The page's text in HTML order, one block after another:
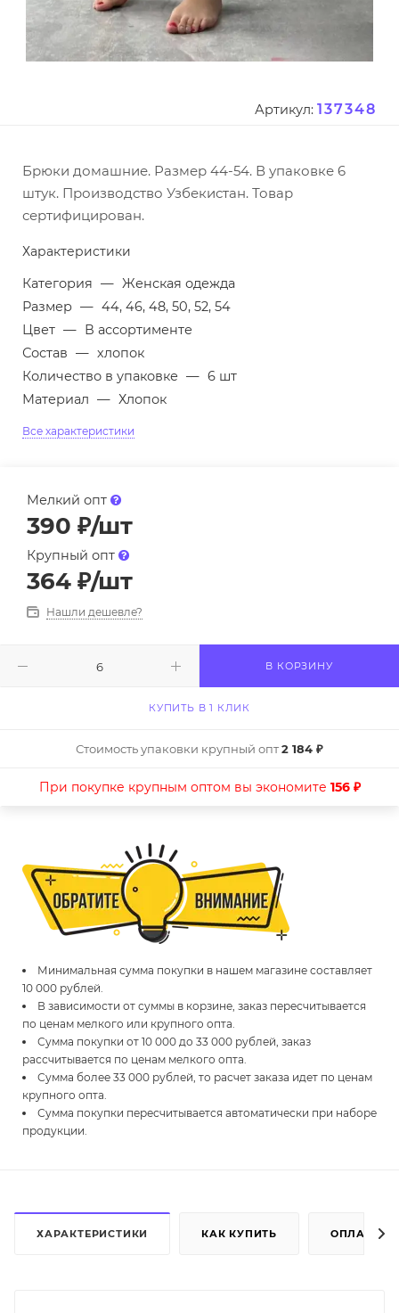
Артикул: 137348
Брюки домашние. Размер 44-54. В упаковке 6
штук. Производство Узбекистан. Товар
сертифицирован.
Характеристики
Категория — Женская одежда
Размер — 44, 46, 48, 50, 52, 54
Цвет — В ассортименте
Состав — хлопок
Количество в упаковке — 6 шт
Материал — Хлопок
Все характеристики
Мелкий опт
390 ₽/шт
Крупный опт
364 ₽/шт
Нашли дешевле?
В КОРЗИНУ
КУПИТЬ В 1 КЛИК
Стоимость упаковки крупный опт2 184 ₽
При покупке крупным оптом вы экономите 156 ₽
Минимальная сумма покупки в нашем магазине составляет
10 000 рублей.
В зависимости от суммы в корзине, заказ пересчитывается
по ценам мелкого или крупного опта.
Сумма покупки от 10 000 до 33 000 рублей, заказ
рассчитывается по ценам мелкого опта.
Сумма более 33 000 рублей, то расчет заказа идет по ценам
крупного опта.
Сумма покупки пересчитывается автоматически при наборе
продукции.
ХАРАКТЕРИСТИКИ КАК КУПИТЬ ОПЛАТА